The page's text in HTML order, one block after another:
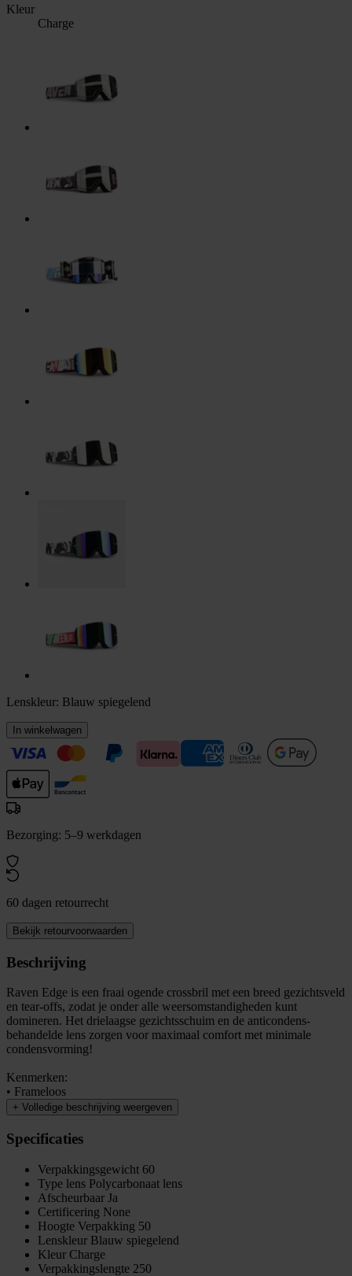
Kleur
Charge
Lenskleur: Blauw spiegelend
In winkelwagen
Bezorging: 5–9 werkdagen
60 dagen retourrecht
Bekijk retourvoorwaarden
Beschrijving
Raven Edge is een fraai ogende crossbril met een breed gezichtsveld
en tear-offs, zodat je onder alle weersomstandigheden kunt
domineren. Het drielaagse gezichtsschuim en de anticondens-
behandelde lens zorgen voor maximaal comfort met minimale
condensvorming!
Kenmerken:
• Frameloos
+ Volledige beschrijving weergeven
Specificaties
Verpakkingsgewicht 60
Type lens Polycarbonaat lens
Afscheurbaar Ja
Certificering None
Hoogte Verpakking 50
Lenskleur Blauw spiegelend
Kleur Charge
Verpakkingslengte 250